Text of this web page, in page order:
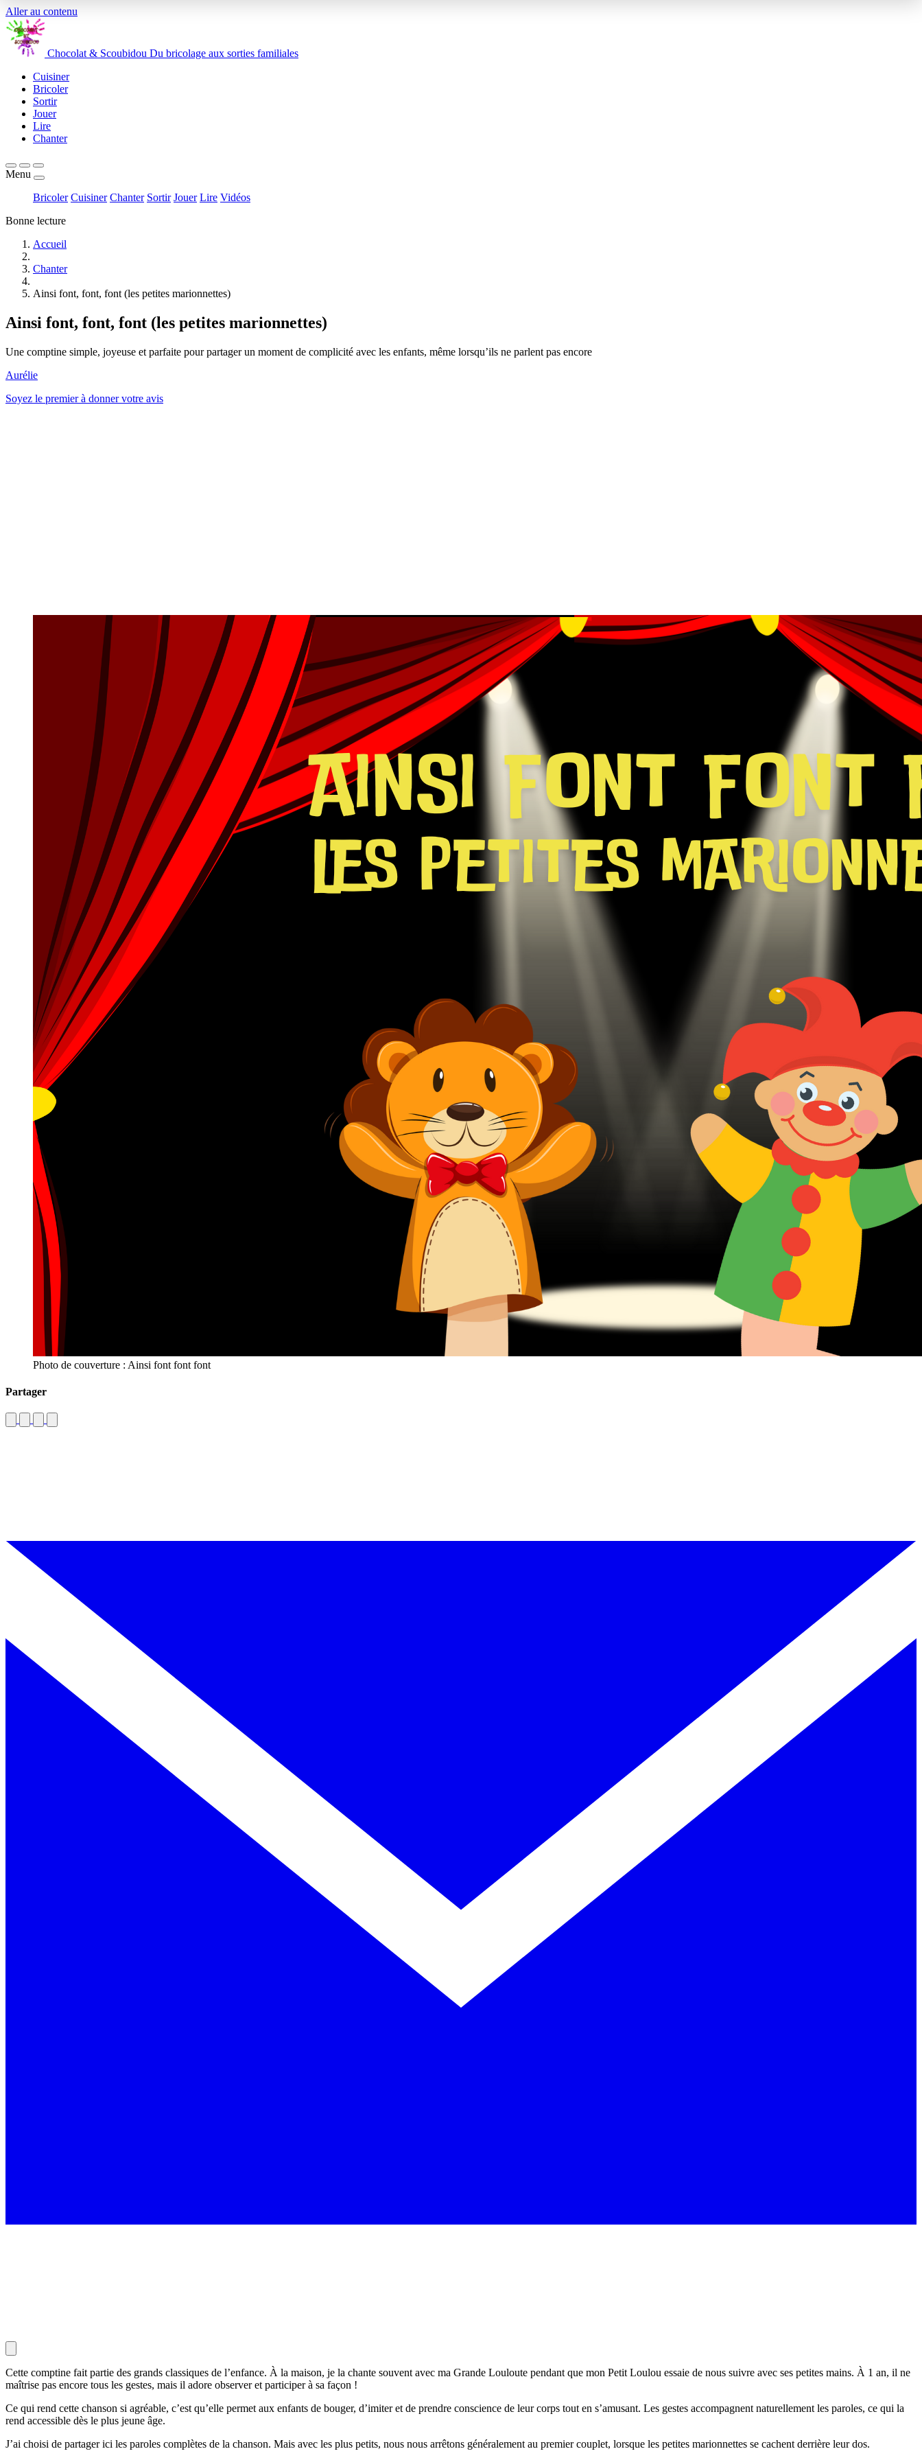
Aller au contenu
Chocolat & Scoubidou Du bricolage aux sorties familiales
Cuisiner
Bricoler
Sortir
Jouer
Lire
Chanter
Menu
Bricoler Cuisiner Chanter Sortir Jouer Lire Vidéos
Bonne lecture
Accueil
Chanter
Ainsi font, font, font (les petites marionnettes)
Ainsi font, font, font (les petites marionnettes)
Une comptine simple, joyeuse et parfaite pour partager un moment de complicité avec les enfants, même lorsqu’ils ne parlent pas encore
Aurélie
Soyez le premier à donner votre avis
Photo de couverture : Ainsi font font font
Partager
Cette comptine fait partie des grands classiques de l’enfance. À la maison, je la chante souvent avec ma Grande Louloute pendant que mon Petit Loulou essaie de nous suivre avec ses petites mains. À 1 an, il ne
maîtrise pas encore tous les gestes, mais il adore observer et participer à sa façon !
Ce qui rend cette chanson si agréable, c’est qu’elle permet aux enfants de bouger, d’imiter et de prendre conscience de leur corps tout en s’amusant. Les gestes accompagnent naturellement les paroles, ce qui la
rend accessible dès le plus jeune âge.
J’ai choisi de partager ici les paroles complètes de la chanson. Mais avec les plus petits, nous nous arrêtons généralement au premier couplet, lorsque les petites marionnettes se cachent derrière leur dos.